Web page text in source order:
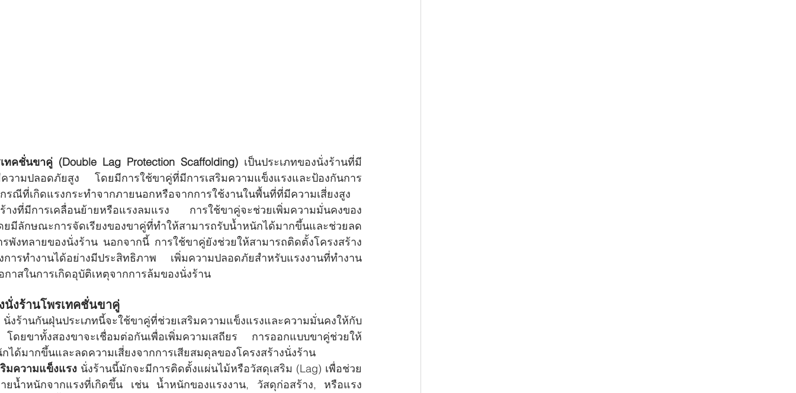
ทคชั่นขาคู่ (Double Lag Protection Scaffolding) เป็นประเภทของนั่งร้านที่มี
วามปลอดภัยสูง โดยมีการใช้ขาคู่ที่มีการเสริมความแข็งแรงและป้องกันการ
รณีที่เกิดแรงกระทำจากภายนอกหรือจากการใช้งานในพื้นที่ที่มีความเสี่ยงสูง
ที่มีการเคลื่อนย้ายหรือแรงลมแรง การใช้ขาคู่จะช่วยเพิ่มความมั่นคงของ
ลักษณะการจัดเรียงของขาคู่ที่ทำให้สามารถรับน้ำหนักได้มากขึ้นและช่วยลด
รพังทลายของนั่งร้าน นอกจากนี้ การใช้ขาคู่ยังช่วยให้สามารถติดตั้งโครงสร้าง
การทำงานได้อย่างมีประสิทธิภาพ เพิ่มความปลอดภัยสำหรับแรงงานที่ทำงาน
าสในการเกิดอุบัติเหตุจากการล้มของนั่งร้าน
งร้านโพรเทคชั่นขาคู่
นั่งร้านกันฝุ่นประเภทนี้จะใช้ขาคู่ที่ช่วยเสริมความแข็งแรงและความมั่นคงให้กับ
ดยขาทั้งสองขาจะเชื่อมต่อกันเพื่อเพิ่มความเสถียร การออกแบบขาคู่ช่วยให้
ได้มากขึ้นและลดความเสี่ยงจากการเสียสมดุลของโครงสร้างนั่งร้าน
มความแข็งแรง นั่งร้านนี้มักจะมีการติดตั้งแผ่นไม้หรือวัสดุเสริม (Lag) เพื่อช่วย
ายน้ำหนักจากแรงที่เกิดขึ้น เช่น น้ำหนักของแรงงาน, วัสดุก่อสร้าง, หรือแรง